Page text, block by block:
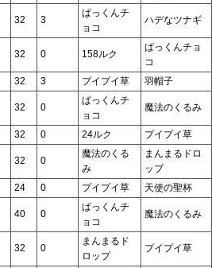
32 3
ぱっくんチ
ョコ
ハデなツナギ
32 0 158ルク
ぱっくんチョ
コ
32 3 プイプイ草 羽帽子
32 0
ぱっくんチ
ョコ
魔法のくるみ
32 0 24ルク プイプイ草
32 0
魔法のくる
み
まんまるドロ
ップ
24 0 プイプイ草 天使の聖杯
40 0
ぱっくんチ
ョコ
魔法のくるみ
32 0
まんまるド
ロップ
プイプイ草